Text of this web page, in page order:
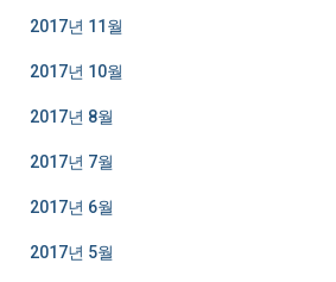
2017년 11월
2017년 10월
2017년 8월
2017년 7월
2017년 6월
2017년 5월